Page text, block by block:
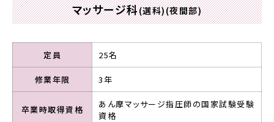
マッサージ科(選科)(夜間部)
定員 25名
修業年限 3年
卒業時取得資格
あん摩マッサージ指圧師の国家試験受験
資格